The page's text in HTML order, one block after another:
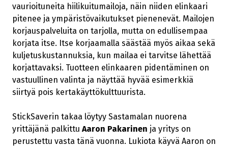
vaurioituneita hiilikuitumailoja, näin niiden elinkaari
pitenee ja ympäristövaikutukset pienenevät. Mailojen
korjauspalveluita on tarjolla, mutta on edullisempaa
korjata itse. Itse korjaamalla säästää myös aikaa sekä
kuljetuskustannuksia, kun mailaa ei tarvitse lähettää
korjattavaksi. Tuotteen elinkaaren pidentäminen on
vastuullinen valinta ja näyttää hyvää esimerkkiä
siirtyä pois kertakäyttökulttuurista.
StickSaverin takaa löytyy Sastamalan nuorena
yrittäjänä palkittu Aaron Pakarinen ja yritys on
perustettu vasta tänä vuonna. Lukiota käyvä Aaron on